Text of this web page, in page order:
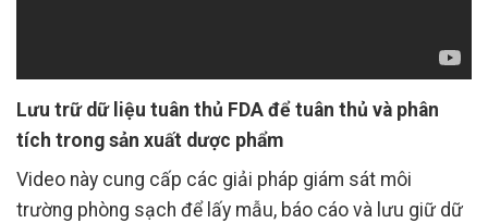
Lưu trữ dữ liệu tuân thủ FDA để tuân thủ và phân
tích trong sản xuất dược phẩm
Video này cung cấp các giải pháp giám sát môi
trường phòng sạch để lấy mẫu, báo cáo và lưu giữ dữ